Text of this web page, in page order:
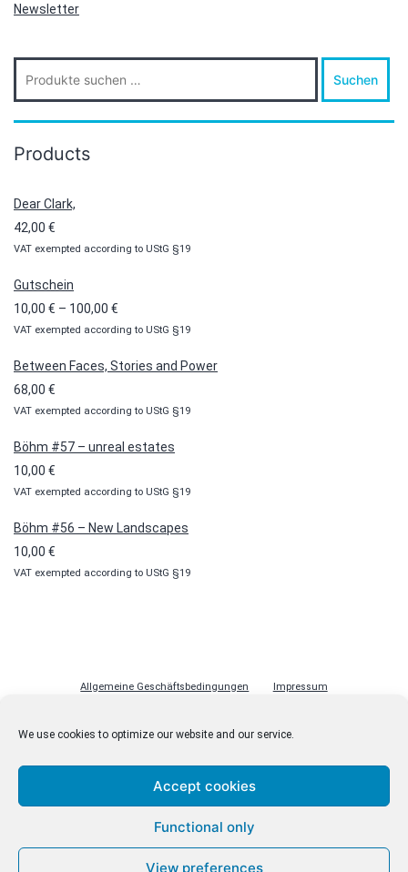
We use cookies to optimize our website and our service.
Accept cookies
Functional only
View preferences
Newsletter
Suche
nach:
Suchen
Products
Dear Clark,
42,00 €
VAT exempted according to UStG §19
Gutschein
10,00 € – 100,00 €
10,00 €
VAT exempted according to UStG §19
Between Faces, Stories and Power
68,00 €
VAT exempted according to UStG §19
Böhm #57 – unreal estates
10,00 €
VAT exempted according to UStG §19
Böhm #56 – New Landscapes
10,00 €
VAT exempted according to UStG §19
Allgemeine Geschäftsbedingungen Impressum